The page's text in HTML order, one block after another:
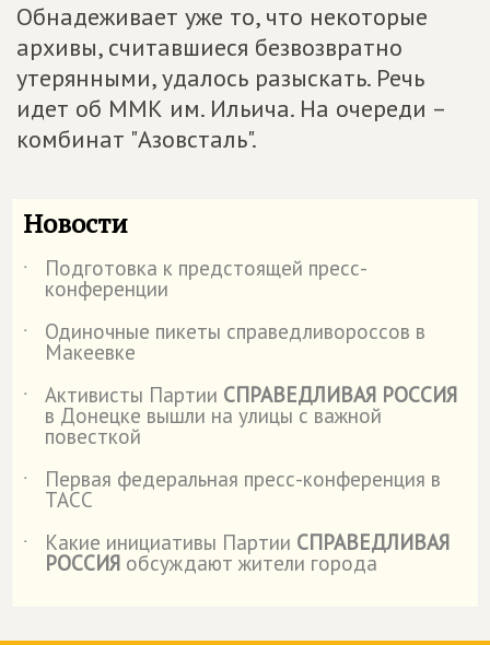
Обнадеживает уже то, что некоторые
архивы, считавшиеся безвозвратно
утерянными, удалось разыскать. Речь
идет об ММК им. Ильича. На очереди –
комбинат "Азовсталь".
Новости
˙ Подготовка к предстоящей пресс-
конференции
˙
Одиночные пикеты справедливороссов в
Макеевке
˙
Активисты Партии СПРАВЕДЛИВАЯ РОССИЯ
в Донецке вышли на улицы с важной
повесткой
˙
Первая федеральная пресс-конференция в
ТАСС
˙
Какие инициативы Партии СПРАВЕДЛИВАЯ
РОССИЯ обсуждают жители города